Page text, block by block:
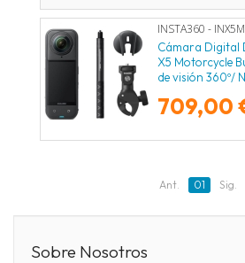
INSTA360 -
Cámara Digital
X5 Motorcycle
de visión 360º/
709,00
Ant. 01 Sig.
Sobre Nosotros